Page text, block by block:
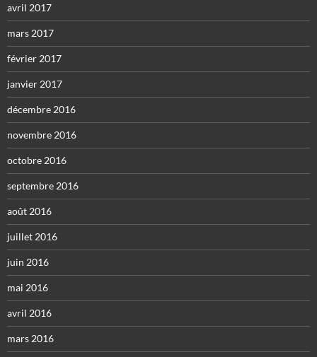
avril 2017
mars 2017
février 2017
janvier 2017
décembre 2016
novembre 2016
octobre 2016
septembre 2016
août 2016
juillet 2016
juin 2016
mai 2016
avril 2016
mars 2016